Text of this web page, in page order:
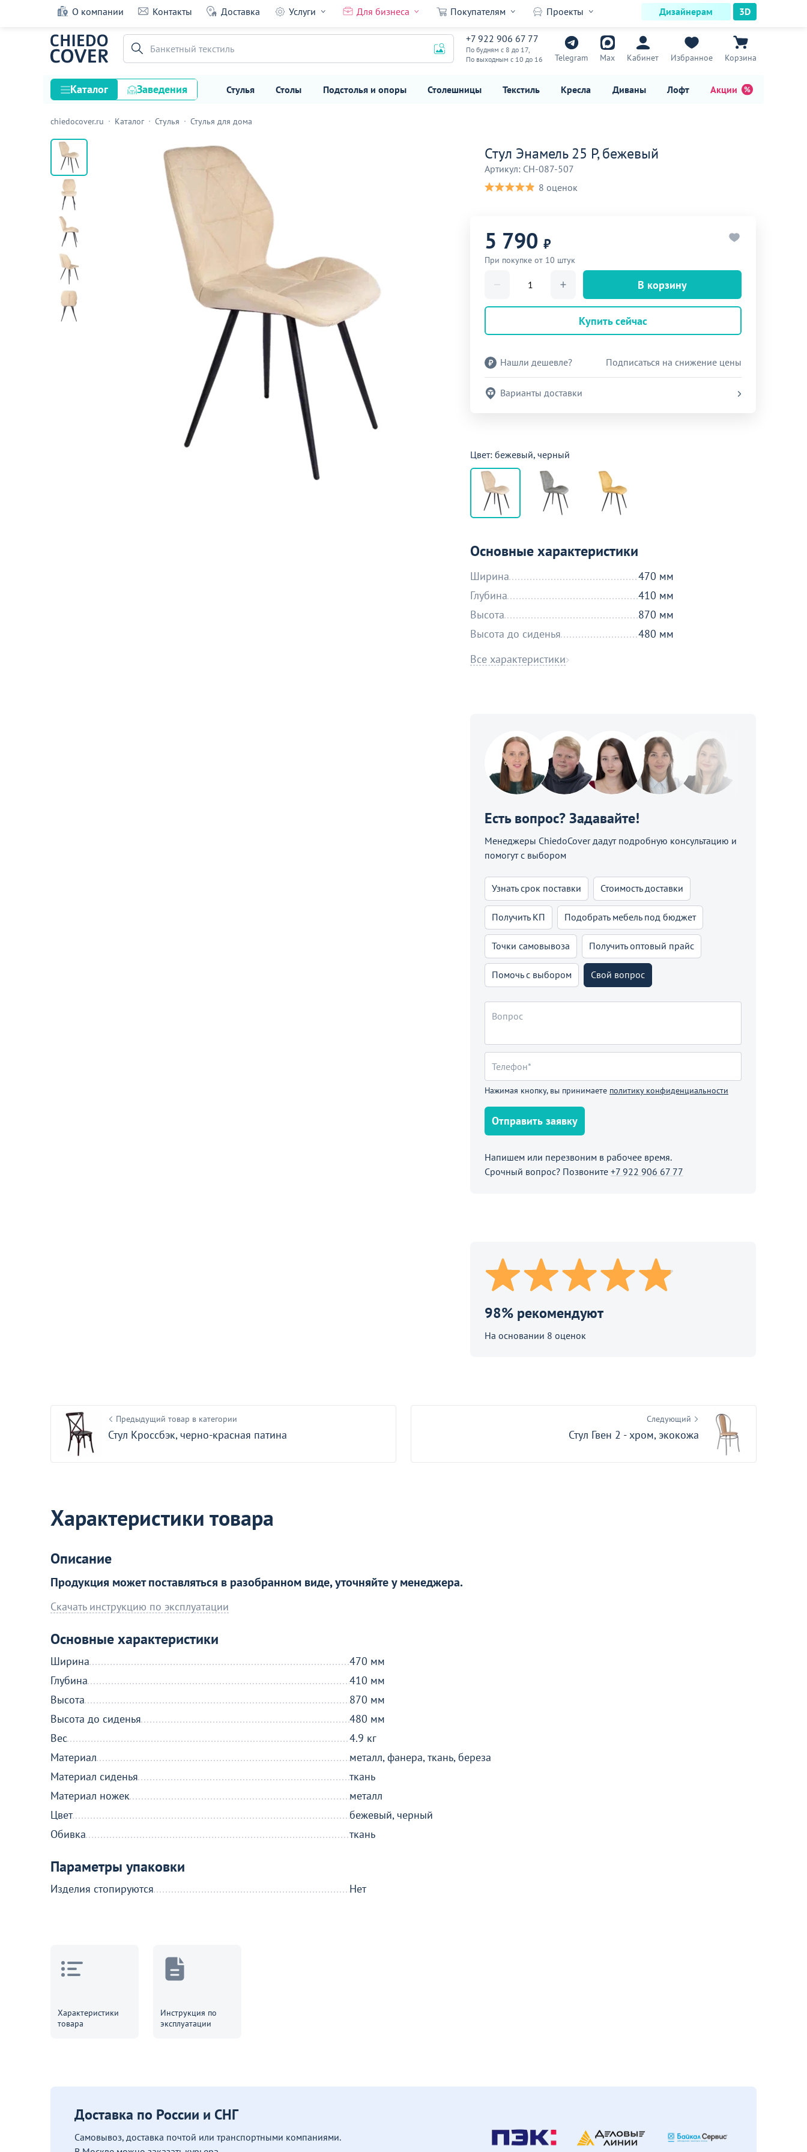
О компании Контакты Доставка Услуги Для бизнеса Покупателям Проекты Дизайнерам 3D
+7 922 906 67 77
По будням с 8 до 17,
По выходным с 10 до 16
Telegram Max Кабинет Избранное Корзина
Банкетный текстиль
Каталог Заведения Стулья Столы Подстолья и опоры Столешницы Текстиль Кресла Диваны Лофт Акции
Стулья
Столы
Подстолья и опоры
Столешницы
Текстиль
Кресла
Диваны
Лофт
Гостиницы и отели
Мебель для хранения
Стул Энамель 25 Р, бежевый
8 оценок
5 790
chiedocover.ru Каталог Стулья Стулья для дома
Стул Энамель 25 Р, бежевый
Артикул: CH-087-507
8 оценок
5 790 ₽
При покупке от 10 штук
В корзину
Купить сейчас
Нашли дешевле? Подписаться на снижение цены
Варианты доставки
Цвет: бежевый, черный
Основные характеристики
Ширина
470 мм
Глубина
410 мм
Высота
870 мм
Высота до сиденья
480 мм
Все характеристики
Есть вопрос? Задавайте!
Менеджеры ChiedoCover дадут подробную консультацию и
помогут с выбором
Узнать срок поставки Стоимость доставки
Получить КП Подобрать мебель под бюджет
Точки самовывоза Получить оптовый прайс
Помочь с выбором Свой вопрос
Нажимая кнопку, вы принимаете политику конфиденциальности
Отправить заявку
Напишем или перезвоним в рабочее время.
Срочный вопрос? Позвоните +7 922 906 67 77
98% рекомендуют
На основании 8 оценок
Предыдущий товар в категории
Стул Кроссбэк, черно-красная патина
Следующий
Стул Гвен 2 - хром, экокожа
Характеристики товара
Описание
Продукция может поставляться в разобранном виде, уточняйте у менеджера.
Скачать инструкцию по эксплуатации
Основные характеристики
Ширина
470 мм
Глубина
410 мм
Высота
870 мм
Высота до сиденья
480 мм
Вес
4.9 кг
Материал
металл, фанера, ткань, береза
Материал сиденья
ткань
Материал ножек
металл
Цвет
бежевый, черный
Обивка
ткань
Параметры упаковки
Изделия стопируются Нет
Характеристики
товара
Инструкция по
эксплуатации
Доставка по России и СНГ
Самовывоз, доставка почтой или транспортными компаниями.
В корзине
Продолжить покупки
+1
В наличии 4 шт.
от88 890
спинкой
Больше не показывать это окно